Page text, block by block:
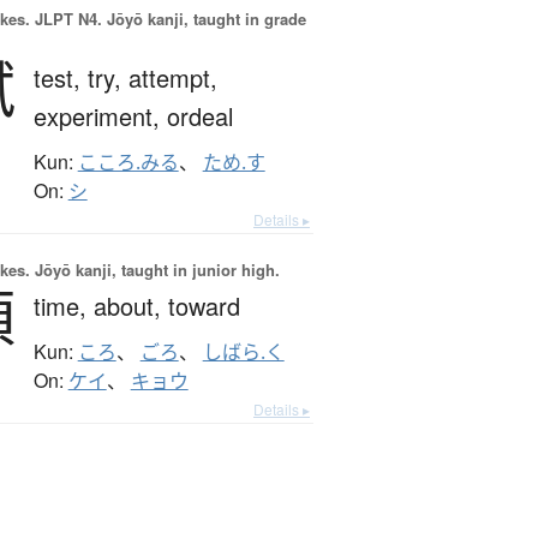
JLPT N4. Jōyō kanji, taught in grade
test, try, attempt,
experiment, ordeal
Kun: こころ.みる、 ため.す
On: シ
Details ▸
Jōyō kanji, taught in junior high.
time, about, toward
Kun: ころ、 ごろ、 しばら.く
On: ケイ、 キョウ
Details ▸